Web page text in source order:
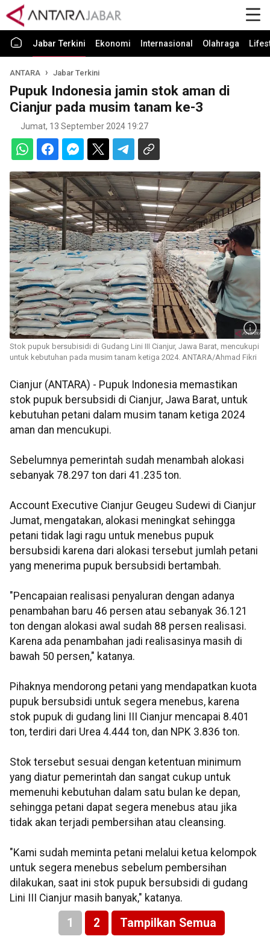
Jabar Terkini Ekonomi Internasional Olahraga
ANTARA Jabar Terkini
Pupuk Indonesia jamin stok aman di
Cianjur pada musim tanam ke-3
Jumat, 13 September 2024 19:27
Stok pupuk bersubisidi di Gudang Lini III Cianjur, Jawa Barat, mencukupi
untuk kebutuhan pada musim tanam ketiga 2024. ANTARA/Ahmad Fikri
Cianjur (ANTARA) - Pupuk Indonesia memastikan
stok pupuk bersubsidi di Cianjur, Jawa Barat, untuk
kebutuhan petani dalam musim tanam ketiga 2024
aman dan mencukupi.
Sebelumnya pemerintah sudah menambah alokasi
sebanyak 78.297 ton dari 41.235 ton.
Account Executive Cianjur Geugeu Sudewi di Cianjur
Jumat, mengatakan, alokasi meningkat sehingga
petani tidak lagi ragu untuk menebus pupuk
bersubsidi karena dari alokasi tersebut jumlah petani
yang menerima pupuk bersubsidi bertambah.
"Pencapaian realisasi penyaluran dengan adanya
penambahan baru 46 persen atau sebanyak 36.121
ton dengan alokasi awal sudah 88 persen realisasi.
Karena ada penambahan jadi realisasinya masih di
bawah 50 persen," katanya.
Pihaknya mendorong petani yang mendapatkan kuota
pupuk bersubsidi untuk segera menebus, karena
stok pupuk di gudang lini III Cianjur mencapai 8.401
ton, terdiri dari Urea 4.444 ton, dan NPK 3.836 ton.
Stok tersebut sesuai dengan ketentuan minimum
yang diatur pemerintah dan sangat cukup untuk
memenuhi kebutuhan dalam satu bulan ke depan,
sehingga petani dapat segera menebus atau jika
tidak akan terjadi pembersihan atau cleansing.
"Kami sudah meminta petani melalui ketua kelompok
untuk segera menebus sebelum pembersihan
dilakukan, saat ini stok pupuk bersubsidi di gudang
Lini III Cianjur masih banyak," katanya.
1 2 Tampilkan Semua